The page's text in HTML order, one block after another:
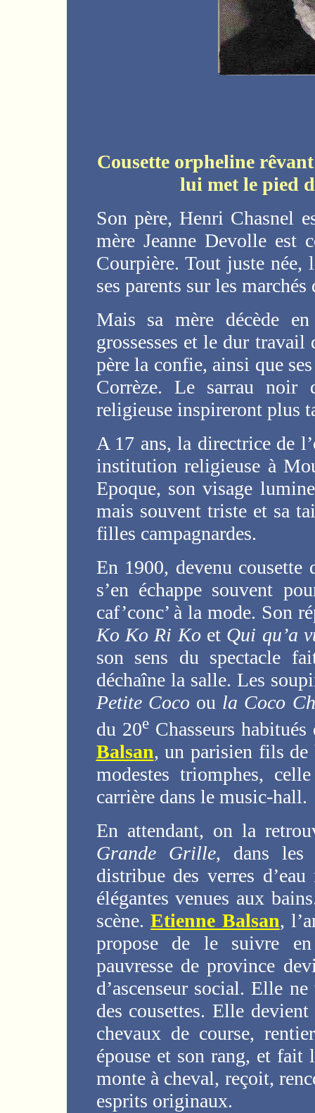
Cousette orpheline
lui met le pied
Son père, Henri Chasnel
mère Jeanne Devolle est
Courpière. Tout juste née,
ses parents sur les
Mais sa mère décède
grossesses et le dur
père la confie, ainsi que
Corrèze. Le sarrau noir
religieuse inspireront plus
A 17 ans, la directrice de
institution religieuse à
Epoque, son visage
mais souvent triste et sa
filles campagnardes.
En 1900, devenu
s’en échappe souvent
caf’conc’ à la mode. Son
Ko Ko Ri Koet Qui qu’a
son sens du spectacle
déchaîne la salle. Les
Petite Cocoou la Coco
du 20eChasseurs
Balsan, un parisien fils de
modestes triomphes,
carrière dans le music-hall.
En attendant, on la
Grande Grille, dans les
distribue des verres
élégantes venues aux
scène.Etienne Balsan,
propose de le suivre
pauvresse de province
d’ascenseur social. Elle
des cousettes. Elle
chevaux de course,
épouse et son rang, et fait
monte à cheval, reçoit,
esprits originaux.